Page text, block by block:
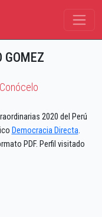
GOMEZ
2020 del Perú
Democracia Directa.
PDF. Perfil visitado